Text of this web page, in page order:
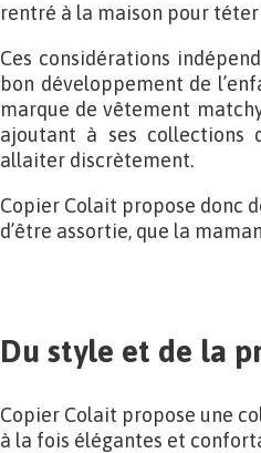
rentré à la maison pour téter
Ces considérations
bon développement de
marque de vêtement
ajoutant à ses collections
allaiter discrètement.
Copier Colait propose donc
d’être assortie, que la
Du style et de la
Copier Colait propose une
à la fois élégantes et